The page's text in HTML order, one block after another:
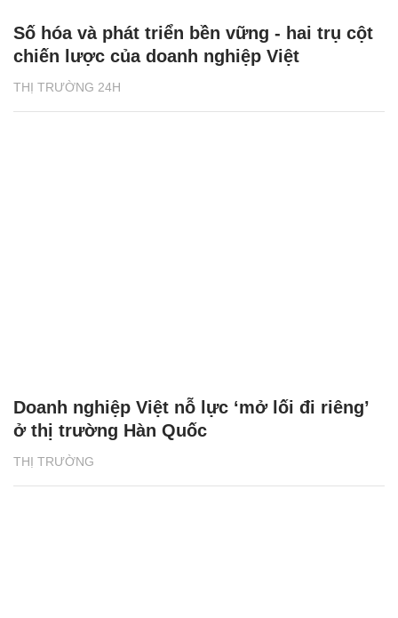
THỊ TRƯỜNG 24H
Số hóa và phát triển bền vững - hai trụ cột
chiến lược của doanh nghiệp Việt
THỊ TRƯỜNG
Doanh nghiệp Việt nỗ lực ‘mở lối đi riêng’
ở thị trường Hàn Quốc